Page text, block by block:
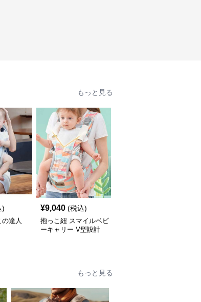
もっと見る
)
達人
¥9,040 (税込)
抱っこ紐 スマイルベビ
ーキャリー V型設計
もっと見る